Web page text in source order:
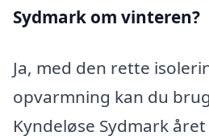
Sydmark om vinteren?
Ja, med den rette
opvarmning kan du
Kyndeløse Sydmark